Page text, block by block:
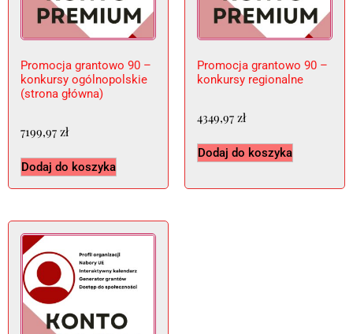
Promocja grantowo 90 –
konkursy ogólnopolskie
(strona główna)
7199,97 zł
Dodaj do koszyka
Promocja grantowo 90 –
konkursy regionalne
4349,97 zł
Dodaj do koszyka